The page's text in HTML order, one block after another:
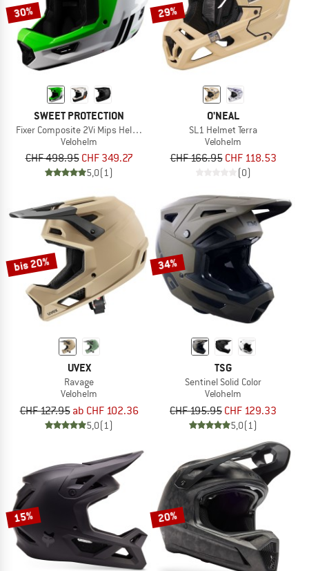
30%
SWEET PROTECTION
Fixer Composite 2Vi Mips Helmet
Velohelm
CHF 498.95 CHF 349.27
5,0(1)
29%
O'NEAL
SL1 Helmet Terra
Velohelm
CHF 166.95 CHF 118.53
(0)
bis 20%
UVEX
Ravage
Velohelm
CHF 127.95 ab CHF 102.36
5,0(1)
34%
TSG
Sentinel Solid Color
Velohelm
CHF 195.95 CHF 129.33
5,0(1)
15% 20%